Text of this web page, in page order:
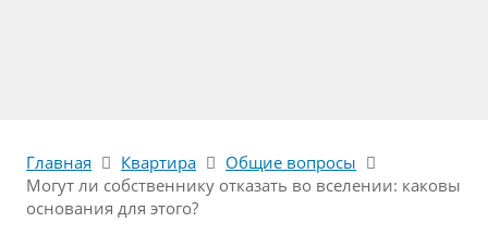
Главная Квартира
Общие вопросы
Могут ли собственнику отказать во вселении: каковы
основания для этого?